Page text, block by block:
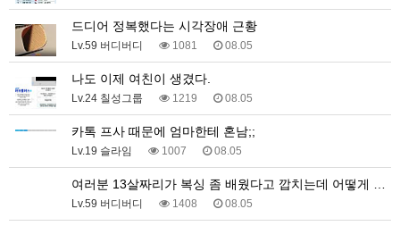
드디어 정복했다는 시각장애 근황
Lv.59 버디버디 1081 08.05
나도 이제 여친이 생겼다.
Lv.24 칠성그룹 1219 08.05
카톡 프사 때문에 엄마한테 혼남;;
Lv.19 슬라임 1007 08.05
여러분 13살짜리가 복싱 좀 배웠다고 깝치는데 어떻게 …
Lv.59 버디버디 1408 08.05